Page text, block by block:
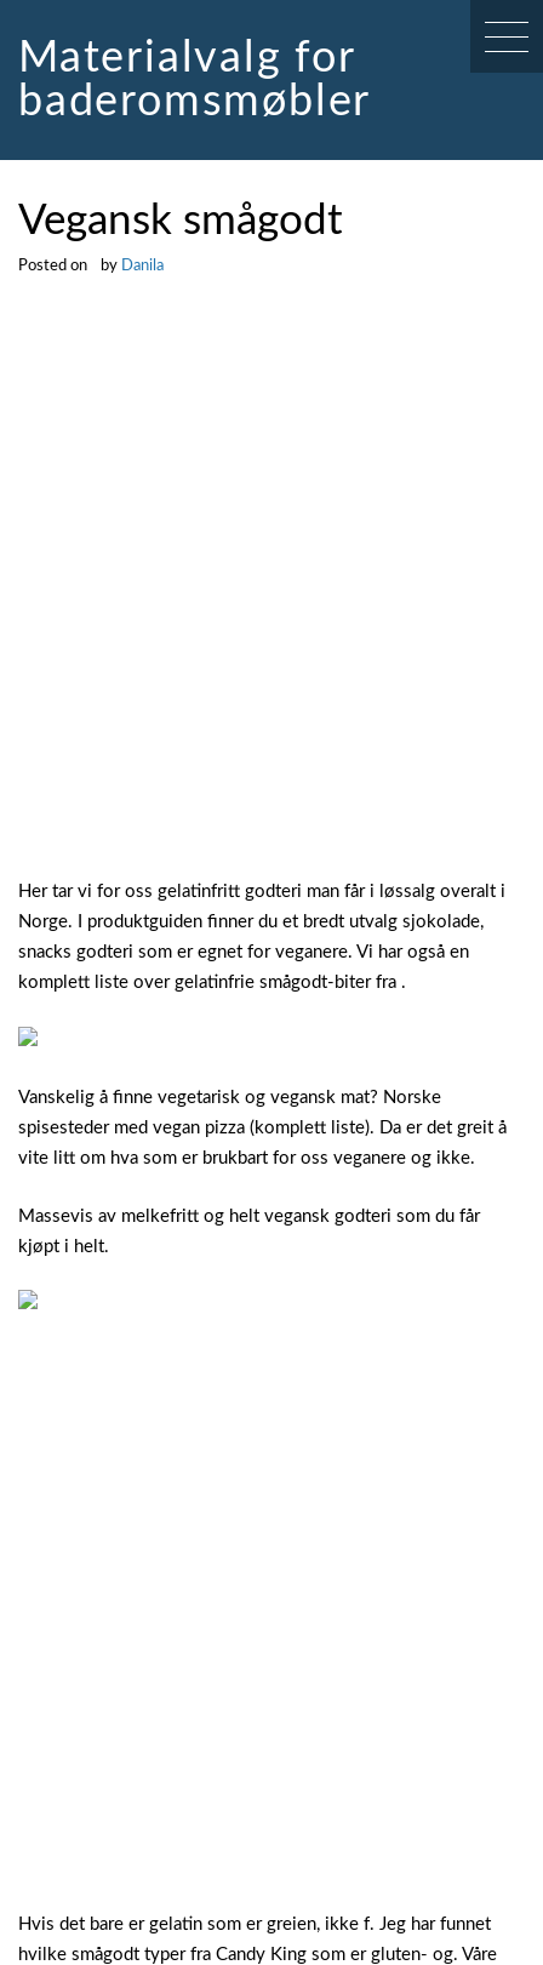
contentMaterialvalg for
baderomsmøbler
Vegansk smågodt
Posted on by Danila
Her tar vi for oss gelatinfritt godteri man får i løssalg overalt i
Norge. I produktguiden finner du et bredt utvalg sjokolade,
snacks godteri som er egnet for veganere. Vi har også en
komplett liste over gelatinfrie smågodt-biter fra .
Vanskelig å finne vegetarisk og vegansk mat? Norske
spisesteder med vegan pizza (komplett liste). Da er det greit å
vite litt om hva som er brukbart for oss veganere og ikke.
Massevis av melkefritt og helt vegansk godteri som du får
kjøpt i helt.
Hvis det bare er gelatin som er greien, ikke f. Jeg har funnet
hvilke smågodt typer fra Candy King som er gluten- og. Våre